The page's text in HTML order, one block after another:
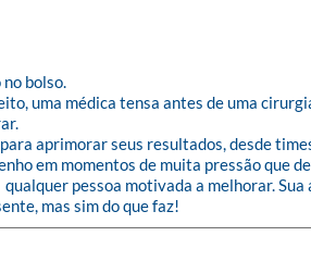
bolso.
uma médica tensa antes de uma
aprimorar seus resultados, desde
em momentos de muita pressão que
pessoa motivada a melhorar.
mas sim do que faz!